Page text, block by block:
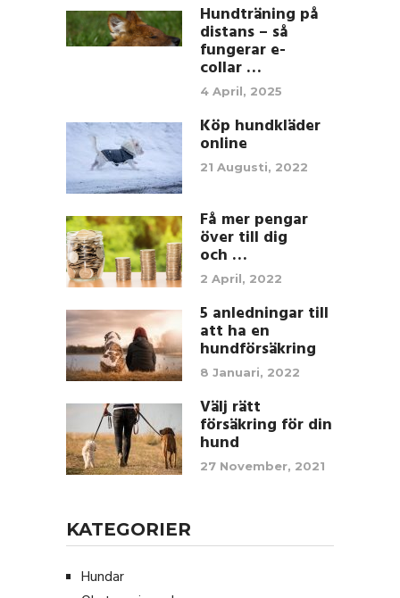
Hundträning på
distans – så
fungerar e-
collar …
4 April, 2025
Köp hundkläder
online
21 Augusti, 2022
Få mer pengar
över till dig
och …
2 April, 2022
5 anledningar till
att ha en
hundförsäkring
8 Januari, 2022
Välj rätt
försäkring för din
hund
27 November, 2021
KATEGORIER
Hundar